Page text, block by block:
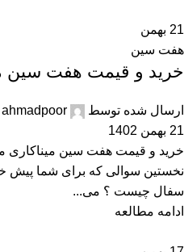
21 بهمن
هفت سین
خرید و قیمت هفت سین
ارسال شده توسط
ahmadpoor
21 بهمن 1402
خرید و قیمت هفت سین
نخستین سوالی که برای شما پیش
سفال چیست ؟ می...
ادامه مطالعه